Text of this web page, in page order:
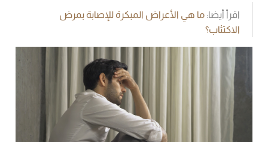
اقرأ أيضا: ما هي الأعراض المبكرة للإصابة بمرض
الاكتئاب؟